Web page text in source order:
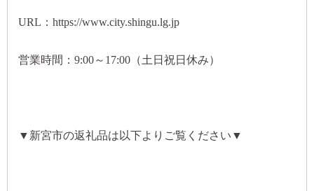
URL：https://www.city.shingu.lg.jp
営業時間：9:00～17:00（土日祝日休み）
▼新宮市の返礼品は以下よりご覧ください▼